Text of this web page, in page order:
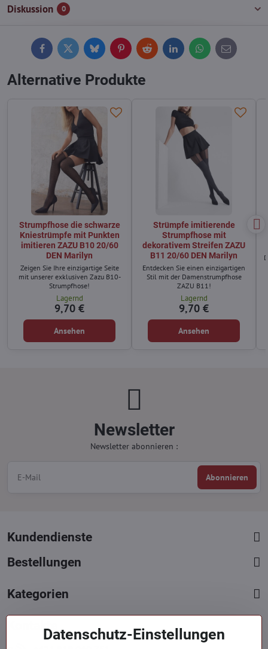
Diskussion 0
FacebookTwitterBlueskyPinterestReddit LinkedInWhatsApp
E-
mail
Alternative Produkte
Strumpfhose die schwarze
Kniestrümpfe mit Punkten
imitieren ZAZU B10 20/60
DEN Marilyn
Zeigen Sie Ihre einzigartige Seite
mit unserer exklusiven Zazu B10-
Strumpfhose!
Lagernd
9,70 €
Ansehen
Strümpfe imitierende
Strumpfhose mit
dekorativem Streifen ZAZU
B11 20/60 DEN Marilyn
Entdecken Sie einen einzigartigen
Stil mit der Damenstrumpfhose
ZAZU B11!
Lagernd
9,70 €
Ansehen
Newsletter
Newsletter abonnieren :
Abonnieren
Kundendienste
Bestellungen
Kategorien
KontakteDatenschutz-Einstellungen